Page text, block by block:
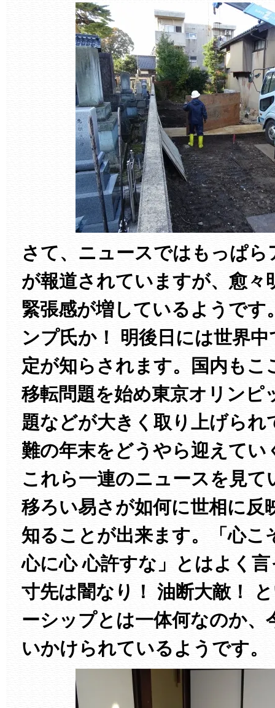
さて、ニュースではもっぱら
が報道されていますが、愈々
緊張感が増しているようです
ンプ氏か！ 明後日には世界
定が知らされます。国内もこ
移転問題を始め東京オリンピ
題などが大きく取り上げられ
難の年末をどうやら迎えてい
これら一連のニュースを見て
移ろい易さが如何に世相に反
知ることが出来ます。「心こ
心に心 心許すな」とはよく
寸先は闇なり！ 油断大敵！
ーシップとは一体何なのか、
いかけられているようです。